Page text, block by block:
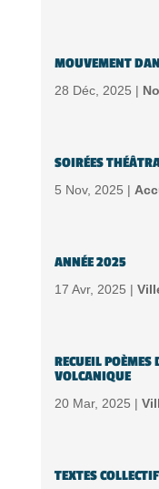
MOUVEMENT
28 Déc, 2025 |
SOIRÉES
5 Nov, 2025 |
ANNÉE 2025
17 Avr, 2025 |
RECUEIL POÈMES
VOLCANIQUE
20 Mar, 2025 |
TEXTES